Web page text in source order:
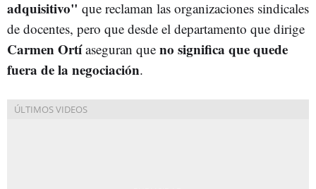
adquisitivo" que reclaman las organizaciones sindicales
de docentes, pero que desde el departamento que dirige
Carmen Ortíaseguran que no significa que quede
fuera de la negociación.